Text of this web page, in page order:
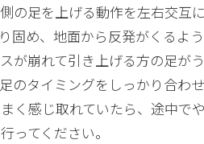
の足を上げる動作を左右交互
固め、地面から反発がくるよ
が崩れて引き上げる方の足が
のタイミングをしっかり合わ
く感じ取れていたら、途中で
ってください。